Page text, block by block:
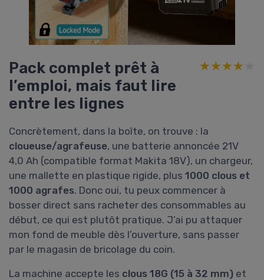
Pack complet prêt à
l’emploi, mais faut lire
entre les lignes
★★★★★
★★★★★
Concrètement, dans la boîte, on trouve : la
cloueuse/agrafeuse, une batterie annoncée 21V
4,0 Ah (compatible format Makita 18V), un chargeur,
une mallette en plastique rigide, plus 1000 clous et
1000 agrafes. Donc oui, tu peux commencer à
bosser direct sans racheter des consommables au
début, ce qui est plutôt pratique. J’ai pu attaquer
mon fond de meuble dès l’ouverture, sans passer
par le magasin de bricolage du coin.
La machine accepte les clous 18G (15 à 32 mm) et